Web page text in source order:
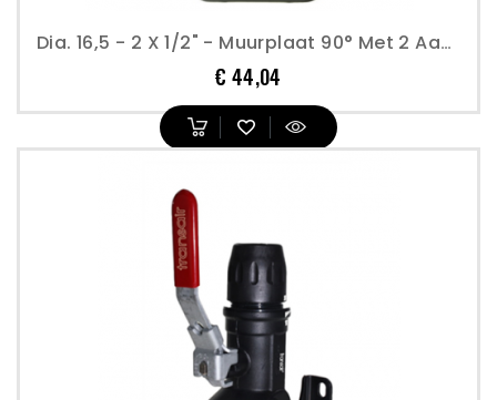
Dia. 16,5 - 2 X 1/2" - Muurplaat 90° Met 2 Aansluitingen - Transair
€ 44,04